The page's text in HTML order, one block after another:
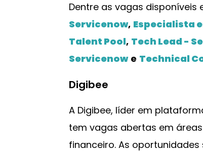
Dentre as vagas disponíveis
Servicenow, Especialista
Talent Pool, Tech Lead -
Servicenow e Technical
Digibee
A Digibee, líder em
tem vagas abertas em
financeiro. As oportunidades